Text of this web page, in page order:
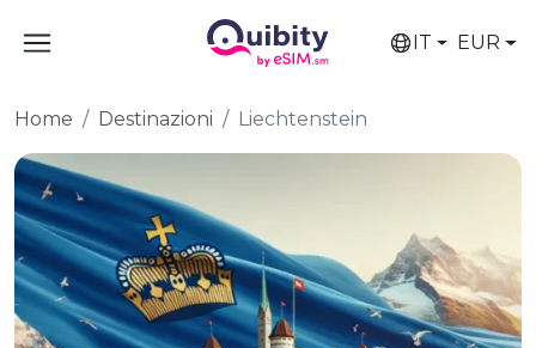
IT EUR
Home Destinazioni Liechtenstein